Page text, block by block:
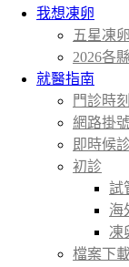
我想凍卵
五星凍
2026各
就醫指南
門診時
網路掛
即時候
初診
試
海
凍
檔案下